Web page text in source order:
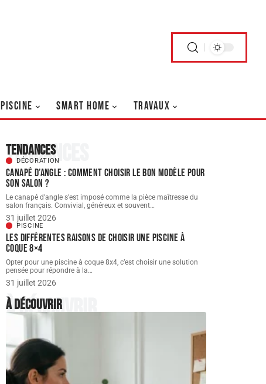
PISCINE SMART HOME TRAVAUX
Tendances
Tendances
DÉCORATION
Canapé d’angle : comment choisir le bon modèle pour
son salon ?
Le canapé d'angle s'est imposé comme la pièce maîtresse du
salon français. Convivial, généreux et souvent…
31 juillet 2026
PISCINE
Les différentes raisons de choisir une piscine à
coque 8×4
Opter pour une piscine à coque 8x4, c’est choisir une solution
pensée pour répondre à la…
31 juillet 2026
À découvrir
À découvrir